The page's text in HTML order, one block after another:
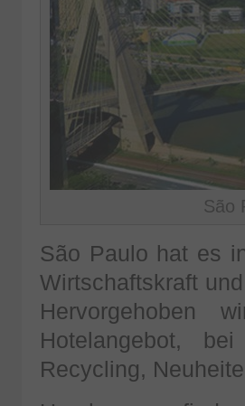
São
São Paulo hat es
Wirtschaftskraft
Hervorgehoben
Hotelangebot,
Recycling,